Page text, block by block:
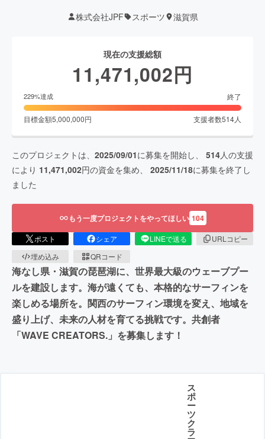
株式会社JPF スポーツ 滋賀県
現在の支援総額
11,471,002円
229%達成 終了
目標金額5,000,000円 支援者数514人
このプロジェクトは、 2025/09/01に募集を開始し、 514人の支援
により 11,471,002円の資金を集め、 2025/11/18に募集を終了し
ました
もう一度プロジェクトをやってほしい 104
ポスト シェア LINEで送る
URLコピー
埋め込み
QRコード
海なし県・滋賀の琵琶湖に、世界最大級のウェーブプー
ルを建設します。海が遠くても、本格的なサーフィンを
楽しめる場所を。関西のサーフィン環境を変え、地域を
盛り上げ、未来の人材を育てる挑戦です。共創者
「WAVE CREATORS.」を募集します！
ス
ポ
ー
ツ
ク
ラ